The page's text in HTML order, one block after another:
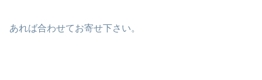
あれば合わせてお寄せ下さい。